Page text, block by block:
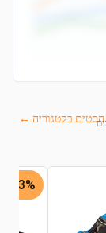
הסטים בקטגוריה ←
43% -